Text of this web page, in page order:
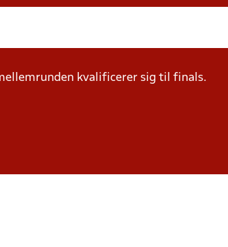
kvalificerer sig til finals.